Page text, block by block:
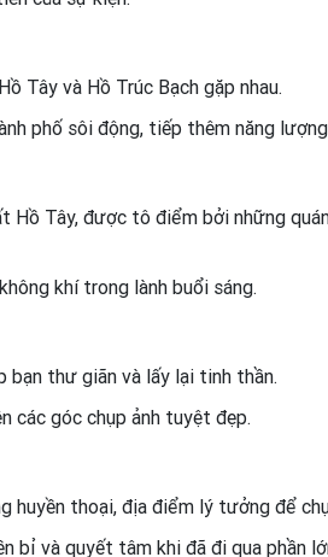
Tây và Hồ Trúc Bạch gặp nhau.
phố sôi động, tiếp thêm năng
Tây, được tô điểm bởi những
khí trong lành buổi sáng.
bạn thư giãn và lấy lại tinh thần.
các góc chụp ảnh tuyệt đẹp.
thoại, địa điểm lý tưởng để
bỉ và quyết tâm khi đã đi qua phần